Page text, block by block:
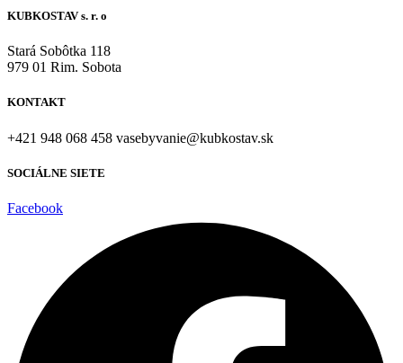
KUBKOSTAV s. r. o
Stará Sobôtka 118
979 01 Rim. Sobota
KONTAKT
+421 948 068 458 vasebyvanie@kubkostav.sk
SOCIÁLNE SIETE
Facebook